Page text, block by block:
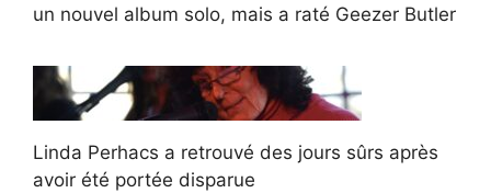
un nouvel album solo, mais a raté Geezer Butler
Linda Perhacs a retrouvé des jours sûrs après
avoir été portée disparue